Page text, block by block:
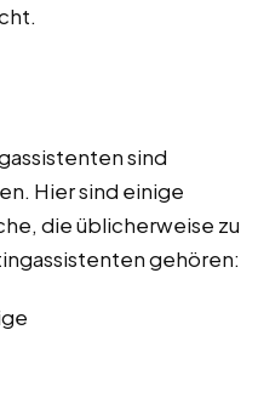
sind
Hier sind einige
die üblicherweise zu
gehören: